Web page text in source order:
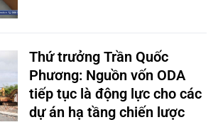
Thứ trưởng Trần Quốc
Phương: Nguồn vốn ODA
tiếp tục là động lực cho các
dự án hạ tầng chiến lược